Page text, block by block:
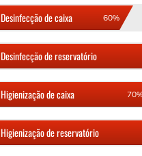
Desinfecção de caixa 60%
Desinfecção de reservatório
Higienização de caixa
Higienização de reservatório